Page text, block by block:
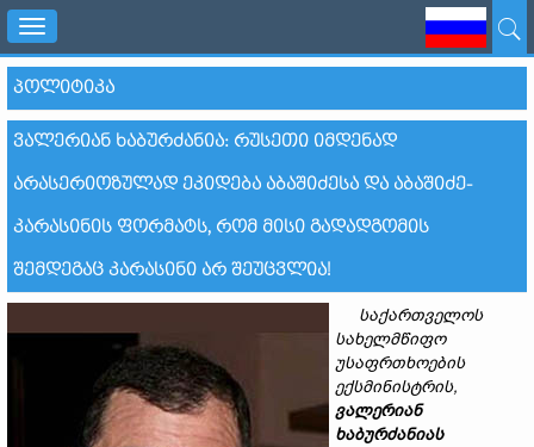
Toggle
navigation
ᲞᲝᲚᲘᲢᲘᲙᲐ
ᲕᲐᲚᲔᲠᲘᲐᲜ ᲮᲐᲑᲣᲠᲫᲐᲜᲘᲐ: ᲠᲣᲡᲔᲗᲘ ᲘᲛᲓᲔᲜᲐᲓ
ᲐᲠᲐᲡᲔᲠᲘᲝᲖᲣᲚᲐᲓ ᲔᲙᲘᲓᲔᲑᲐ ᲐᲑᲐᲨᲘᲫᲔᲡᲐ ᲓᲐ ᲐᲑᲐᲨᲘᲫᲔ-
ᲙᲐᲠᲐᲡᲘᲜᲘᲡ ᲤᲝᲠᲛᲐᲢᲡ, ᲠᲝᲛ ᲛᲘᲡᲘ ᲒᲐᲓᲐᲓᲒᲝᲛᲘᲡ
ᲨᲔᲛᲓᲔᲒᲐᲪ ᲙᲐᲠᲐᲡᲘᲜᲘ ᲐᲠ ᲨᲔᲣᲪᲕᲚᲘᲐ!
საქართველოს
სახელმწიფო
უსაფრთხოების
ექსმინისტრის,
ვალერიან
ხაბურძანიას